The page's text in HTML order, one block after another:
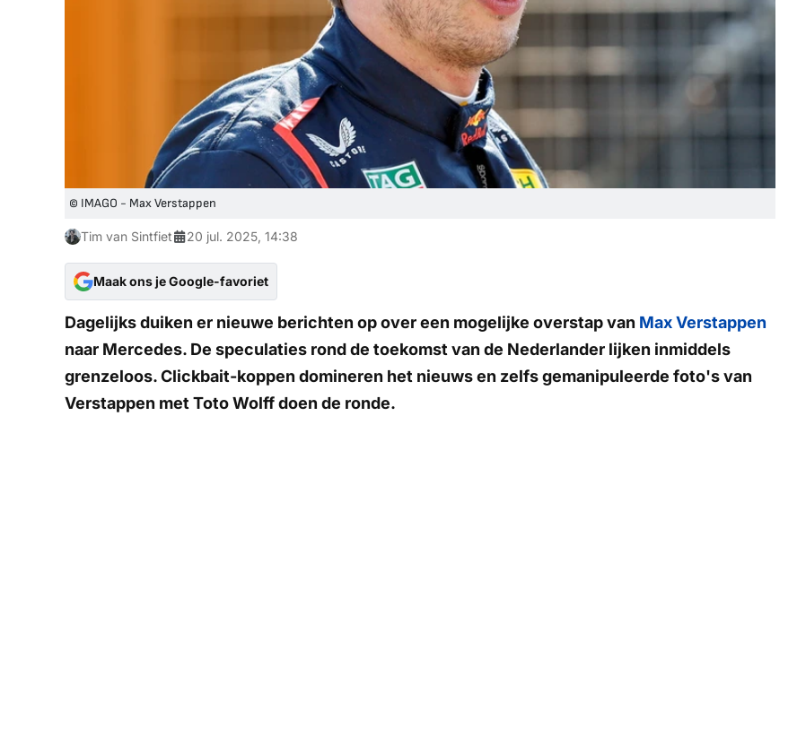
© IMAGO - Max Verstappen
Tim van Sintfiet 20 jul. 2025, 14:38
Maak ons je Google-favoriet
Dagelijks duiken er nieuwe berichten op over een mogelijke overstap van Max Verstappen
naar Mercedes. De speculaties rond de toekomst van de Nederlander lijken inmiddels
grenzeloos. Clickbait-koppen domineren het nieuws en zelfs gemanipuleerde foto's van
Verstappen met Toto Wolff doen de ronde.